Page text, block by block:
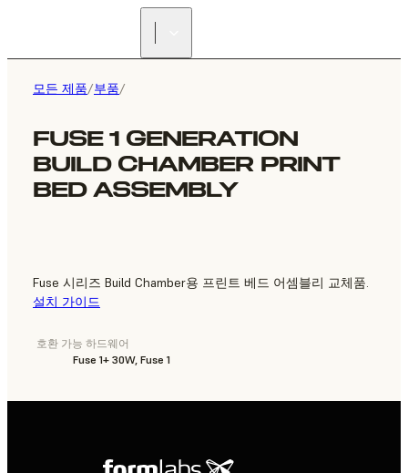
모든 제품/부품/
FUSE 1 GENERATION
BUILD CHAMBER PRINT
BED ASSEMBLY
Fuse 시리즈 Build Chamber용 프린트 베드 어셈블리 교체품.
설치 가이드
호환 가능 하드웨어
Fuse 1+ 30W, Fuse 1